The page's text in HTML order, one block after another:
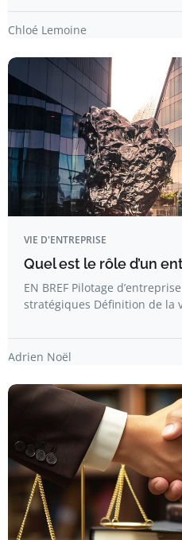
Chloé Lemoine
VIE D'ENTREPRISE
Quel est le rôle d’un
EN BREF Pilotage
stratégiques Définition de la
Adrien Noël